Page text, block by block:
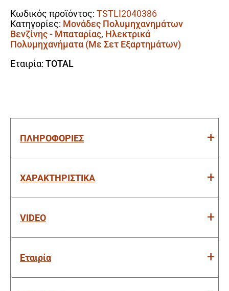
Li-
ion
2X20V(40V)
/
4Ah
/
ποσότητα
Κωδικός προϊόντος: TSTLI2040386
Κατηγορίες: Μονάδες Πολυμηχανημάτων
Βενζίνης - Μπαταρίας, Ηλεκτρικά
Πολυμηχανήματα (Με Σετ Εξαρτημάτων)
Εταιρία: TOTAL
ΠΛΗΡΟΦΟΡΙΕΣ
ΧΑΡΑΚΤΗΡΙΣΤΙΚΑ
VIDEO
Εταιρία